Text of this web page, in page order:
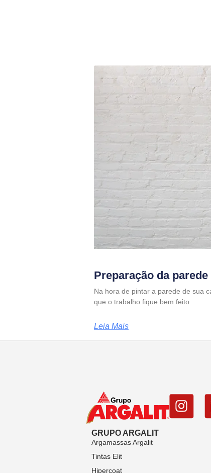
Preparação da parede
Na hora de pintar a parede de sua
que o trabalho fique bem feito
Leia Mais
GRUPO ARGALIT
Argamassas Argalit
Tintas Elit
Hipercoat